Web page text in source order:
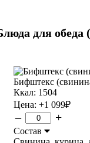
для
Бифштекс
Ккал: 1504
Цена: +1 099₽
– +
Состав